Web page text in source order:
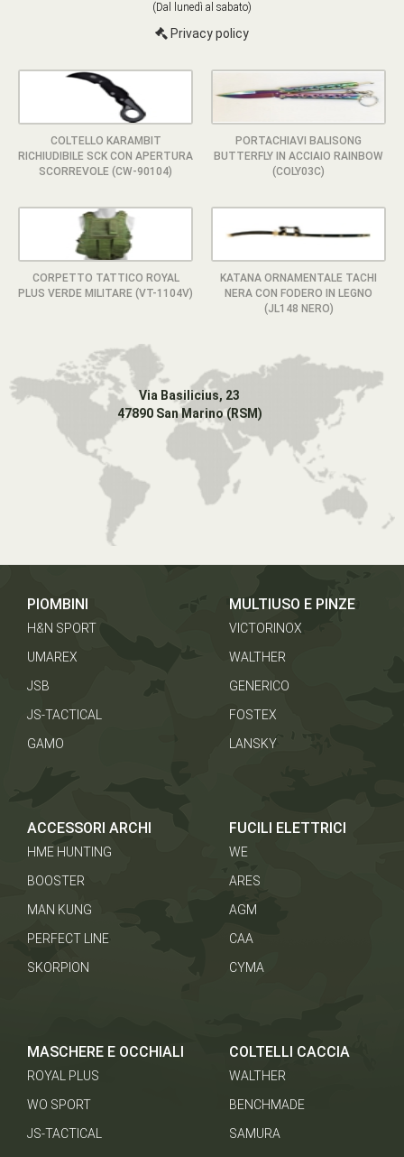
(Dal lunedì al sabato)
Privacy policy
COLTELLO KARAMBIT
RICHIUDIBILE SCK CON APERTURA
SCORREVOLE (CW-90104)
PORTACHIAVI BALISONG
BUTTERFLY IN ACCIAIO RAINBOW
(COLY03C)
CORPETTO TATTICO ROYAL
PLUS VERDE MILITARE (VT-1104V)
KATANA ORNAMENTALE TACHI
NERA CON FODERO IN LEGNO
(JL148 NERO)
Via Basilicius, 23
47890 San Marino (RSM)
PIOMBINI
H&N SPORT
UMAREX
JSB
JS-TACTICAL
GAMO
MULTIUSO E PINZE
VICTORINOX
WALTHER
GENERICO
FOSTEX
LANSKY
ACCESSORI ARCHI
HME HUNTING
BOOSTER
MAN KUNG
PERFECT LINE
SKORPION
FUCILI ELETTRICI
WE
ARES
AGM
CAA
CYMA
MASCHERE E OCCHIALI
ROYAL PLUS
WO SPORT
JS-TACTICAL
COLTELLI CACCIA
WALTHER
BENCHMADE
SAMURA